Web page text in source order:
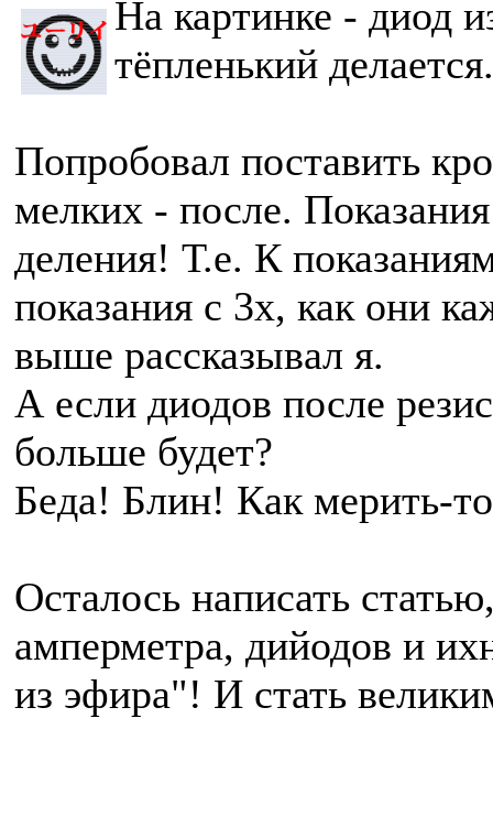
На картинке - диод
тёпленький делается.
Попробовал поставить
мелких - после.
деления! Т.е. К
показания с 3х, как они
выше рассказывал я.
А если диодов после
больше будет?
Беда! Блин! Как мерить-
Осталось написать
амперметра, дийодов и
из эфира"! И стать